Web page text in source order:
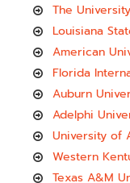
The
Louisiana
American
Florida
Auburn
Adelphi
University of
Western
Texas A&M